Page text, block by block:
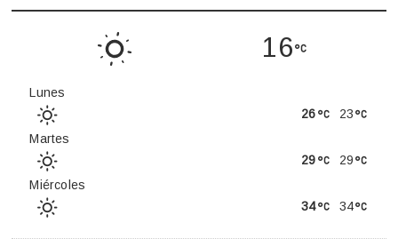
16
Lunes
23
26
Martes
29
29
Miércoles
34
34